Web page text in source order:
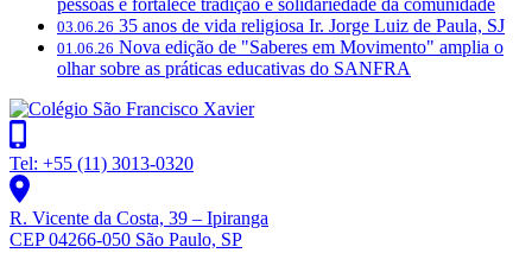
pessoas e fortalece tradição e solidariedade da comunidade
03.06.26 35 anos de vida religiosa Ir. Jorge Luiz de Paula, SJ
01.06.26 Nova edição de "Saberes em Movimento" amplia o
olhar sobre as práticas educativas do SANFRA
Tel: +55 (11) 3013-0320
R. Vicente da Costa, 39 – Ipiranga
CEP 04266-050 São Paulo, SP